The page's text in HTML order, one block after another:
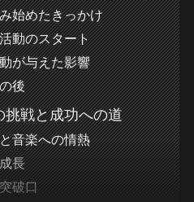
始めたきっかけ
動のスタート
が与えた影響
後
挑戦と成功への道
音楽への情熱
長
破口